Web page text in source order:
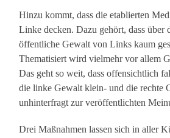
Hinzu kommt, dass die etablierten
Linke decken. Dazu gehört, dass über
öffentliche Gewalt von Links kaum
Thematisiert wird vielmehr vor allem
Das geht so weit, dass offensichtlich
die linke Gewalt klein- und die rechte
unhinterfragt zur veröffentlichten
Drei Maßnahmen lassen sich in aller